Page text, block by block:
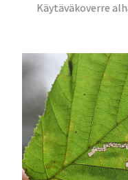
Käytäväkoverre